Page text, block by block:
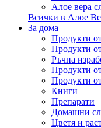
Алое вера
Всички в Алое
За дома
Продукти
Продукти
Ръчна
Продукти
Продукти
Книги
Препарати
Домашни
Цветя и